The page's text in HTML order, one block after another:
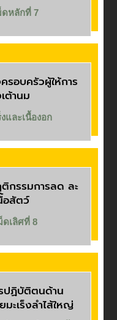
ดหลักที่ 7
รอบครัวผู้ให้การ
ต้านม
และเนื้องอก
กรรมการลด ละ
อสัตว์
ดเลิศที่ 8
ปฏิบัติตนด้าน
ะเร็งลำไส้ใหญ่